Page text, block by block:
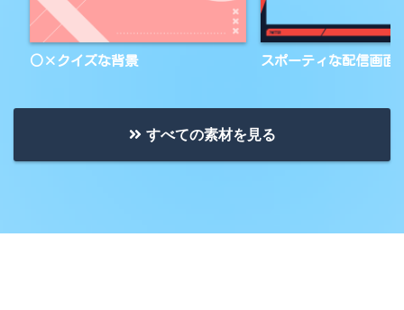
○×クイズな背景 スポーティな配信画面
すべての素材を見る